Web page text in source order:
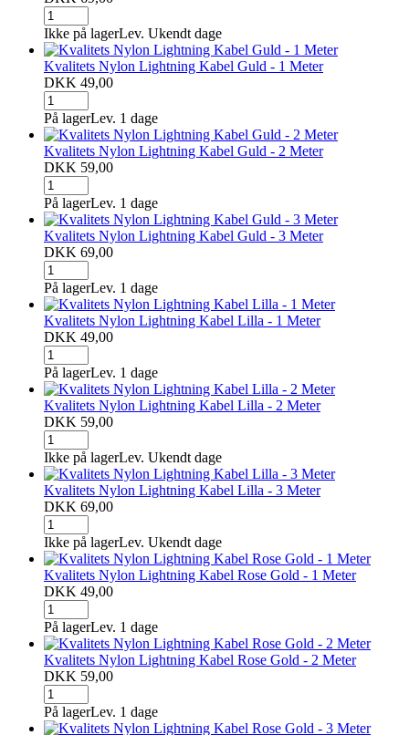
Ikke på lagerLev. Ukendt dage
Kvalitets Nylon Lightning Kabel Guld - 1 Meter
DKK 49,00
På lagerLev. 1 dage
Kvalitets Nylon Lightning Kabel Guld - 2 Meter
DKK 59,00
På lagerLev. 1 dage
Kvalitets Nylon Lightning Kabel Guld - 3 Meter
DKK 69,00
På lagerLev. 1 dage
Kvalitets Nylon Lightning Kabel Lilla - 1 Meter
DKK 49,00
På lagerLev. 1 dage
Kvalitets Nylon Lightning Kabel Lilla - 2 Meter
DKK 59,00
Ikke på lagerLev. Ukendt dage
Kvalitets Nylon Lightning Kabel Lilla - 3 Meter
DKK 69,00
Ikke på lagerLev. Ukendt dage
Kvalitets Nylon Lightning Kabel Rose Gold - 1 Meter
DKK 49,00
På lagerLev. 1 dage
Kvalitets Nylon Lightning Kabel Rose Gold - 2 Meter
DKK 59,00
På lagerLev. 1 dage